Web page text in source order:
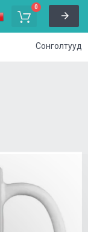
0
Сонголтууд